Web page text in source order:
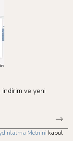
ve yeni
Metnini kabul